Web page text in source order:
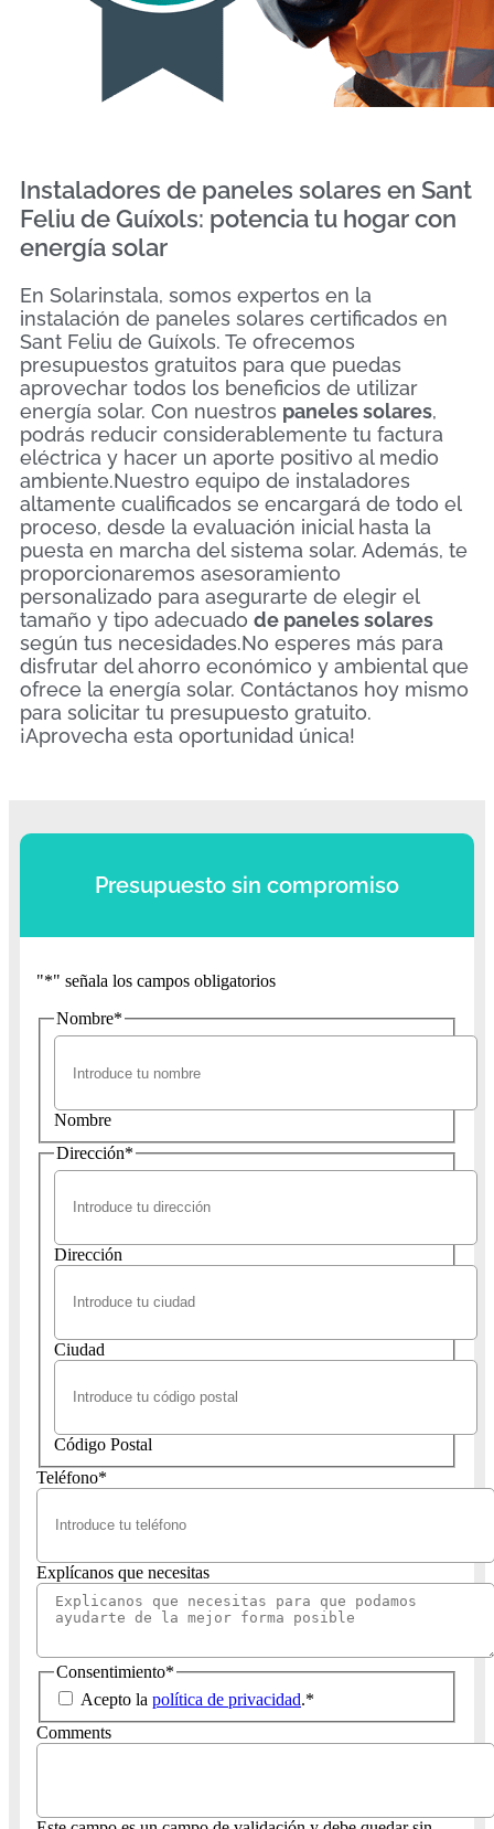
Instaladores de paneles solares en Sant
Feliu de Guíxols: potencia tu hogar con
energía solar
En Solarinstala, somos expertos en la
instalación de paneles solares certificados en
Sant Feliu de Guíxols. Te ofrecemos
presupuestos gratuitos para que puedas
aprovechar todos los beneficios de utilizar
energía solar. Con nuestros paneles solares,
podrás reducir considerablemente tu factura
eléctrica y hacer un aporte positivo al medio
ambiente.Nuestro equipo de instaladores
altamente cualificados se encargará de todo el
proceso, desde la evaluación inicial hasta la
puesta en marcha del sistema solar. Además, te
proporcionaremos asesoramiento
personalizado para asegurarte de elegir el
tamaño y tipo adecuado de paneles solares
según tus necesidades.No esperes más para
disfrutar del ahorro económico y ambiental que
ofrece la energía solar. Contáctanos hoy mismo
para solicitar tu presupuesto gratuito.
¡Aprovecha esta oportunidad única!
Presupuesto sin compromiso
"*" señala los campos obligatorios
Nombre*
Nombre
Dirección*
Dirección
Ciudad
Código Postal
Teléfono*
Explícanos que necesitas
Consentimiento*
Acepto la política de privacidad.*
Comments